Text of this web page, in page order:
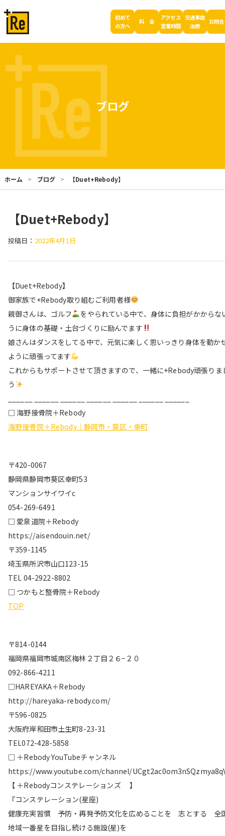
初めて
の方へ
料 金
アクセス
営業時間
交通事故
治療
お問
ブログ
ホーム ブログ 【Duet+Rebody】
【Duet+Rebody】
投稿日： 2022年4月1日
【Duet+Rebody】
御家族で+Rebody取り組むご利用者様
親御さんは、ゴルフ
をやられている中で、身体に負担がかからな
うに身体の基礎・土台づくりに励んでます
娘さんはダンスをしてる中で、元気に楽しく思いっきり身体を動か
ように頑張ってます
これからもサポートさせて頂きますので、一緒に+Rebody頑張りま
う
□ 海野接骨院＋Rebody
海野接骨院＋Rebody｜静岡市・葵区・幸町
〒420-0067
静岡県静岡市葵区幸町53
マンションサイワイc
054-269-6491
□ 愛泉道院＋Rebody
https://aisendouin.net/
〒359-1145
埼玉県所沢市山口123-15
TEL 04-2922-8802
□ つかもと整骨院＋Rebody
TOP
〒814-0144
福岡県福岡市城南区梅林２丁目２６−２０
092-866-4211
□HAREYAKA＋Rebody
http://hareyaka-rebody.com/
〒596-0825
大阪府岸和田市土生町8-23-31
TEL072-428-5858
□ ＋Rebody YouTubeチャンネル
https://www.youtube.com/channel/
【 ＋Rebodyコンステレーションズ 】
『コンステレーション(星座)
健康充実習慣 予防・再発予防文化を広めることを 志とする 全
地域一番星を目指し続ける施設(星)を